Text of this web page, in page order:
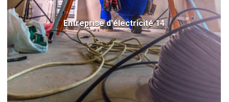
Entreprise d'électricité 14